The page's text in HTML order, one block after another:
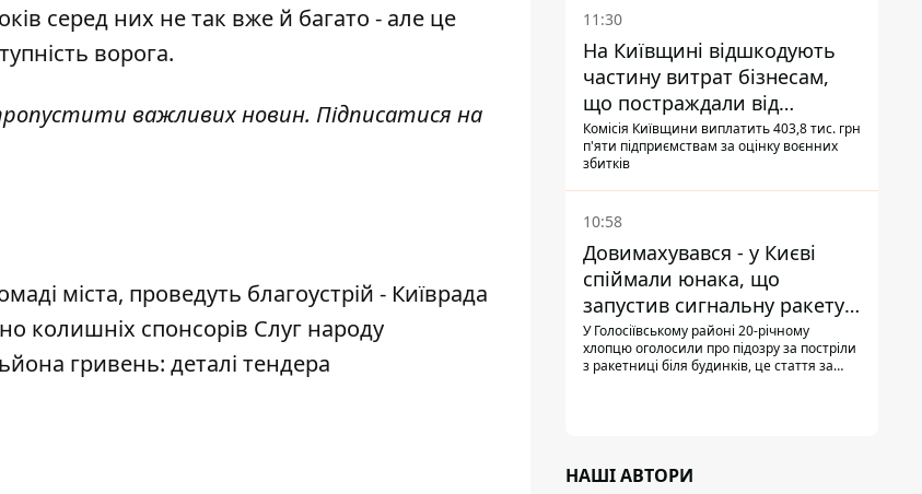
серед них не так вже й багато - але це
ворога.
важливих новин. Підписатися на
міста, проведуть благоустрій - Київрада
колишніх спонсорів Слуг народу
гривень: деталі тендера
11:30
На Київщині відшкодують
частину витрат бізнесам,
що постраждали від
прильотів ракет
Комісія Київщини виплатить 403,8 тис. грн
п'яти підприємствам за оцінку воєнних
збитків
10:58
Довимахувався - у Києві
спіймали юнака, що
запустив сигнальну ракету,
аби потішити дівчат
У Голосіївському районі 20-річному
хлопцю оголосили про підозру за постріли
з ракетниці біля будинків, це стаття за
НАШІ АВТОРИ